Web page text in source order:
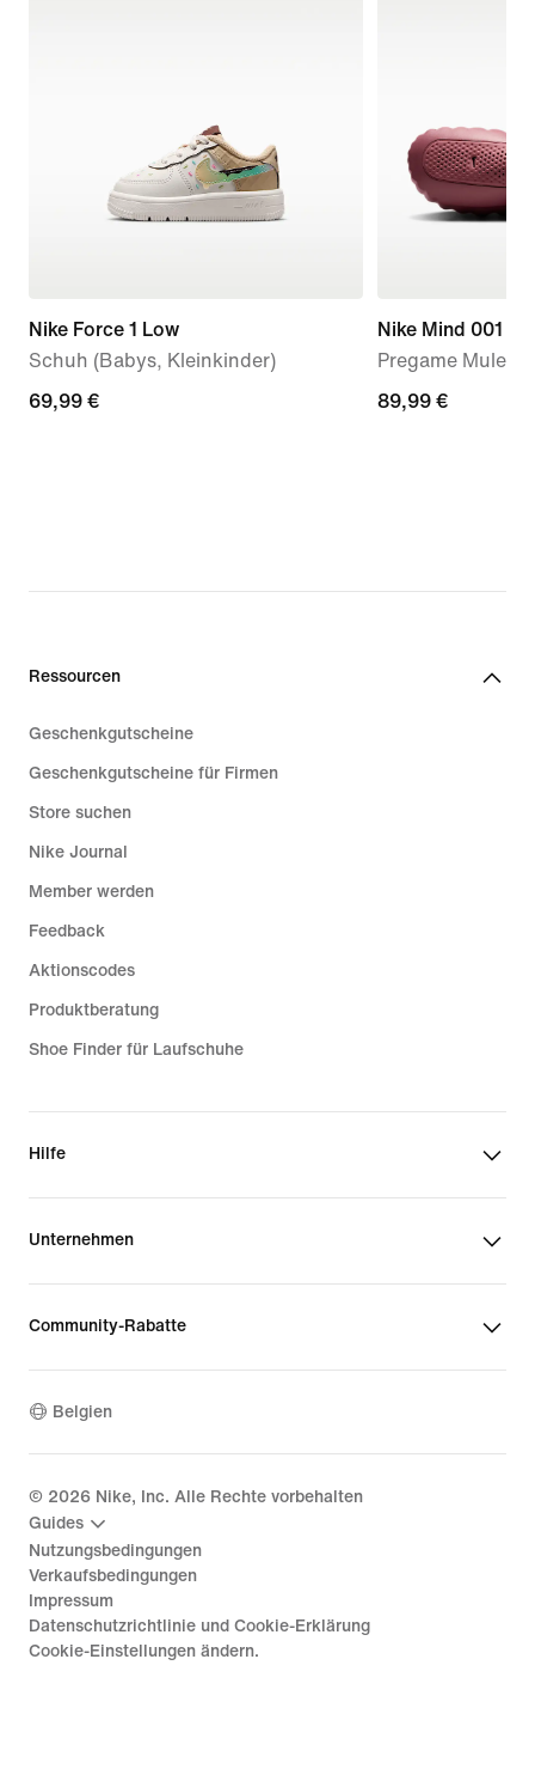
Nike Force 1 Low
Schuh (Babys, Kleinkinder)
69,99 €
69,99 €
Nike Mind 001
Pregame Mule
89,99 €
89,99 €
Ressourcen
Geschenkgutscheine
Geschenkgutscheine für Firmen
Store suchen
Nike Journal
Member werden
Feedback
Aktionscodes
Produktberatung
Shoe Finder für Laufschuhe
Hilfe
Unternehmen
Community-Rabatte
Belgien
© 2026 Nike, Inc. Alle Rechte vorbehalten
Guides
Nutzungsbedingungen
Verkaufsbedingungen
Impressum
Datenschutzrichtlinie und Cookie-Erklärung
Cookie-Einstellungen ändern.